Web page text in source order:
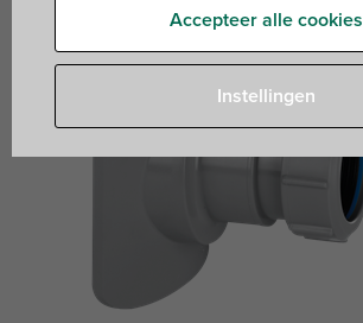
Accepteer alle cookies
Instellingen